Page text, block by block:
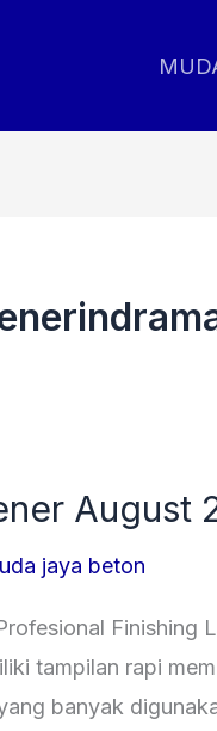
August
jaya beton
Finishing
tampilan rapi
banyak